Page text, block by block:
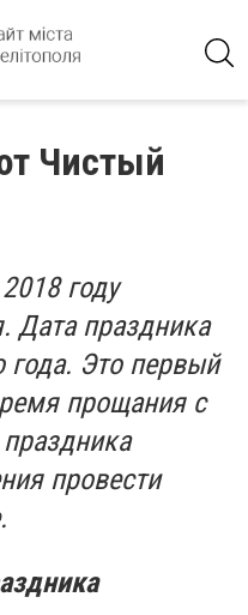
Чистый
году
Дата праздника
года. Это первый
прощания с
провести